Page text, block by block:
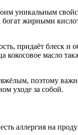
уникальным
жирными
придаёт блеск
масло
поэтому
уходе за собой.
аллергия на